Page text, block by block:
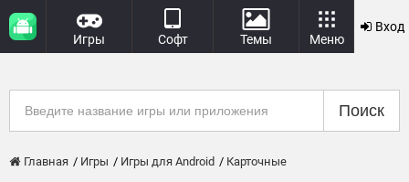
Игры Софт Темы Меню
Вход
Поиск
Главная Игры Игры для Android Карточные